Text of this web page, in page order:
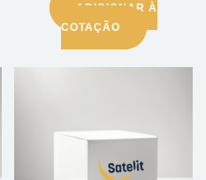
ADICIONAR À
COTAÇÃO